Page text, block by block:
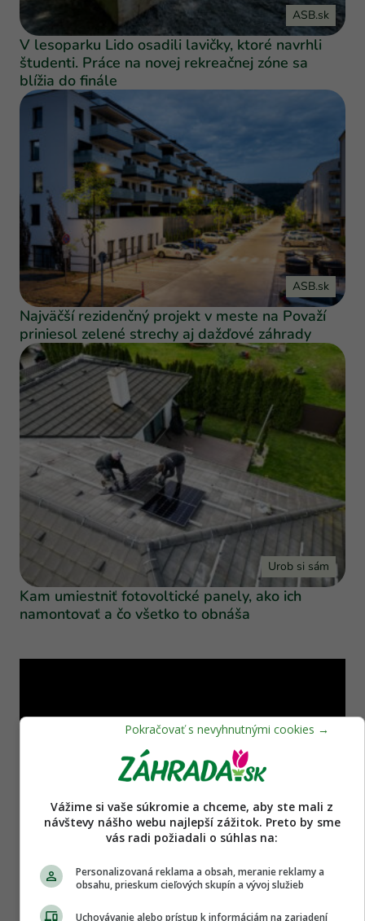
ASB.sk
V lesoparku Lido osadili lavičky, ktoré navrhli
študenti. Práce na novej rekreačnej zóne sa
blížia do finále
ASB.sk
Najväčší rezidenčný projekt v meste na Považí
priniesol zelené strechy aj dažďové záhrady
Urob si sám
Kam umiestniť fotovoltické panely, ako ich
namontovať a čo všetko to obnáša
Vážime si vaše súkromie a chceme, aby ste mali z
návštevy nášho webu najlepší zážitok. Preto by sme
vás radi požiadali o súhlas na:
Personalizovaná reklama a obsah, meranie reklamy a
obsahu, prieskum cieľových skupín a vývoj služieb
Uchovávanie alebo prístup k informáciám na zariadení